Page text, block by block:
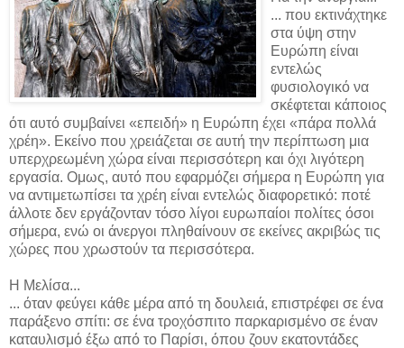
... που εκτινάχτηκε
στα ύψη στην
Ευρώπη είναι
εντελώς
φυσιολογικό να
σκέφτεται κάποιος
ότι αυτό συμβαίνει «επειδή» η Ευρώπη έχει «πάρα πολλά
χρέη». Εκείνο που χρειάζεται σε αυτή την περίπτωση μια
υπερχρεωμένη χώρα είναι περισσότερη και όχι λιγότερη
εργασία. Ομως, αυτό που εφαρμόζει σήμερα η Ευρώπη για
να αντιμετωπίσει τα χρέη είναι εντελώς διαφορετικό: ποτέ
άλλοτε δεν εργάζονταν τόσο λίγοι ευρωπαίοι πολίτες όσοι
σήμερα, ενώ οι άνεργοι πληθαίνουν σε εκείνες ακριβώς τις
χώρες που χρωστούν τα περισσότερα.
Η Μελίσα...
... όταν φεύγει κάθε μέρα από τη δουλειά, επιστρέφει σε ένα
παράξενο σπίτι: σε ένα τροχόσπιτο παρκαρισμένο σε έναν
καταυλισμό έξω από το Παρίσι, όπου ζουν εκατοντάδες